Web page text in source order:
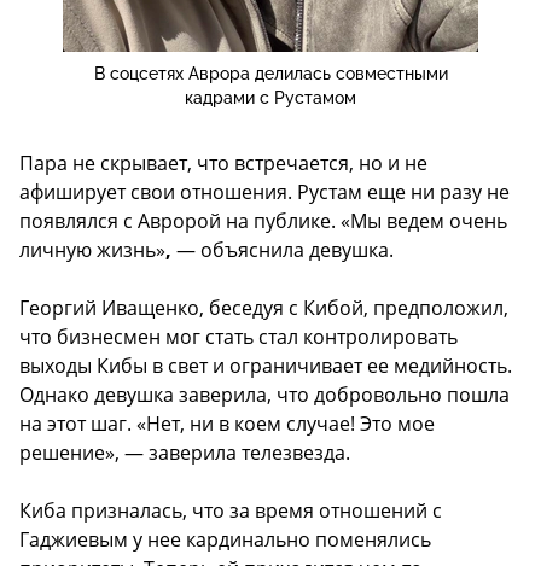
В соцсетях Аврора делилась совместными
кадрами с Рустамом
Пара не скрывает, что встречается, но и не
афиширует свои отношения. Рустам еще ни разу не
появлялся с Авророй на публике. «Мы ведем очень
личную жизнь», — объяснила девушка.
Георгий Иващенко, беседуя с Кибой, предположил,
что бизнесмен мог стать стал контролировать
выходы Кибы в свет и ограничивает ее медийность.
Однако девушка заверила, что добровольно пошла
на этот шаг. «Нет, ни в коем случае! Это мое
решение», — заверила телезвезда.
Киба призналась, что за время отношений с
Гаджиевым у нее кардинально поменялись